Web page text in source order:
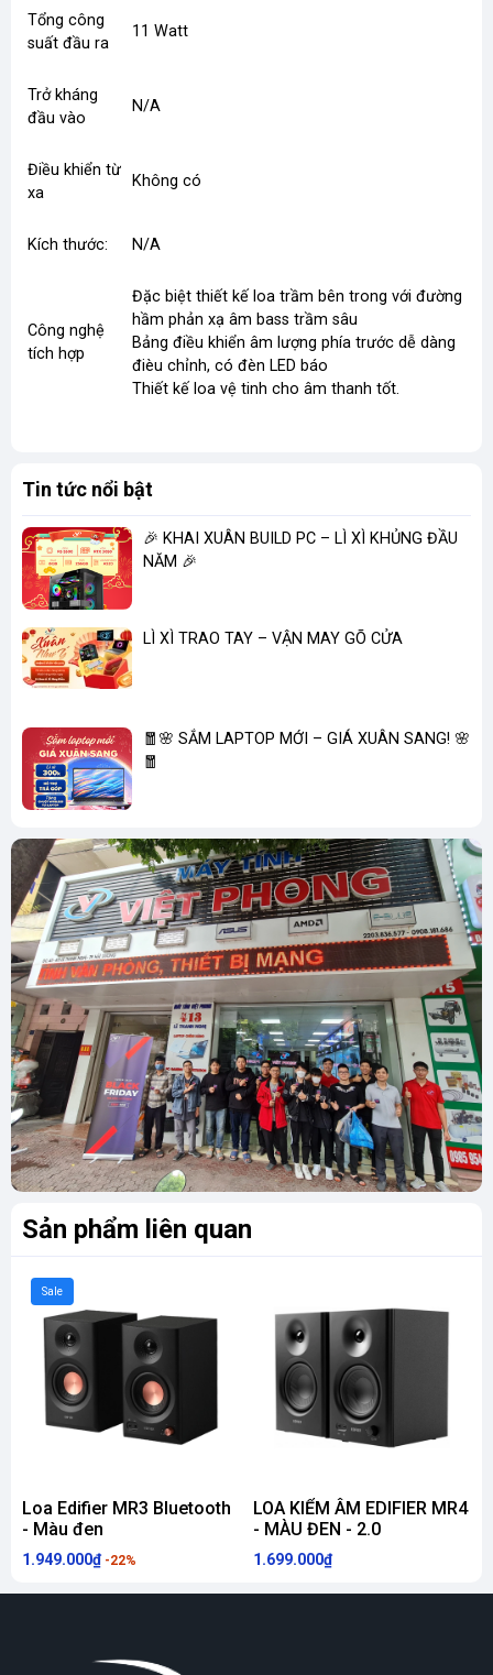
Tổng công
suất đầu ra
11 Watt
Trở kháng
đầu vào
N/A
Điều khiển từ
xa
Không có
Kích thước: N/A
Công nghệ
tích hợp
Đặc biệt thiết kế loa trầm bên trong với đường
hầm phản xạ âm bass trầm sâu
Bảng điều khiển âm lượng phía trước dễ dàng
đièu chỉnh, có đèn LED báo
Thiết kế loa vệ tinh cho âm thanh tốt.
Tin tức nổi bật
🎉 KHAI XUÂN BUILD PC – LÌ XÌ KHỦNG ĐẦU
NĂM 🎉
LÌ XÌ TRAO TAY – VẬN MAY GÕ CỬA
🧧🌸 SẮM LAPTOP MỚI – GIÁ XUÂN SANG! 🌸
🧧
Sản phẩm liên quan
Sale
Loa Edifier MR3 Bluetooth
- Màu đen
1.949.000₫ -22%
LOA KIỂM ÂM EDIFIER MR4
- MÀU ĐEN - 2.0
1.699.000₫